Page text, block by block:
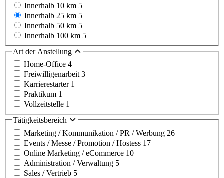
Innerhalb 10 km 5
Innerhalb 25 km 5
Innerhalb 50 km 5
Innerhalb 100 km 5
Art der Anstellung
Home-Office 4
Freiwilligenarbeit 3
Karrierestarter 1
Praktikum 1
Vollzeitstelle 1
Tätigkeitsbereich
Marketing / Kommunikation / PR / Werbung 26
Events / Messe / Promotion / Hostess 17
Online Marketing / eCommerce 10
Administration / Verwaltung 5
Sales / Vertrieb 5